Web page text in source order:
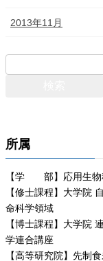
2013年11月
所属
【学 部】応用生物
【修士課程】大学院
命科学領域
【博士課程】大学院
学連合講座
【高等研究院】先制